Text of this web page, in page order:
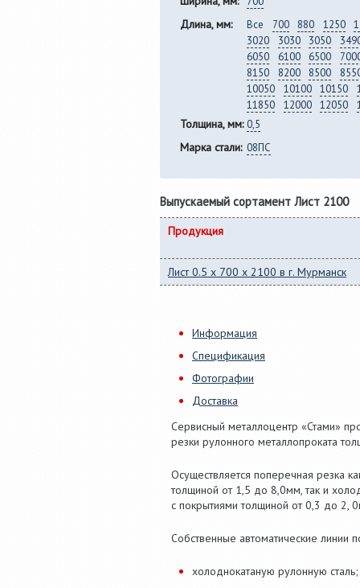
Длина, мм: Все 700 880 1250
3020
3030 3050
6050
6100 6500
8150
8200 8500
10050
10100 10150
11850
12000 12050
Толщина, мм: 0,5
Марка стали: 08ПС
Выпускаемый сортамент Лист 2100
Продукция
Лист 0.5 x 700 x 2100 в г. Мурманск
Информация
Спецификация
Фотографии
Доставка
Сервисный металлоцентр «Стами»
резки рулонного металлопроката
Осуществляется поперечная резка
толщиной от 1,5 до 8,0мм, так и
с покрытиями толщиной от 0,3 до 2,
Собственные автоматические линии
холоднокатаную рулонную сталь;